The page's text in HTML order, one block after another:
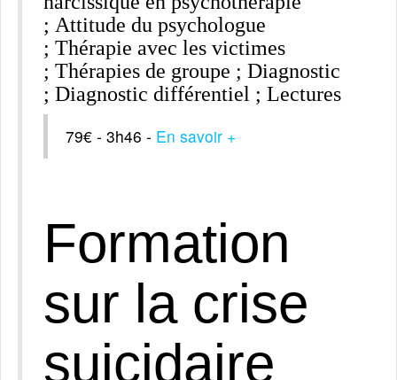
; Attitude du psychologue
; Thérapie avec les victimes
; Thérapies de groupe ; Diagnostic
; Diagnostic différentiel ; Lectures
79€ - 3h46 - En savoir +
Formation
sur la crise
suicidaire